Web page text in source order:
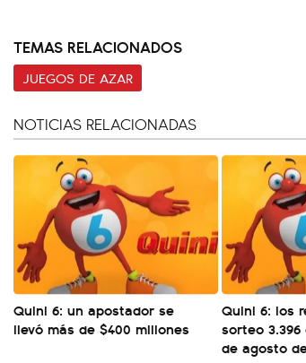
TEMAS RELACIONADOS
JUEGOS DE AZAR
NOTICIAS RELACIONADAS
Quini 6: un apostador se
llevó más de $400 millones
Quini 6: los
sorteo
de agosto